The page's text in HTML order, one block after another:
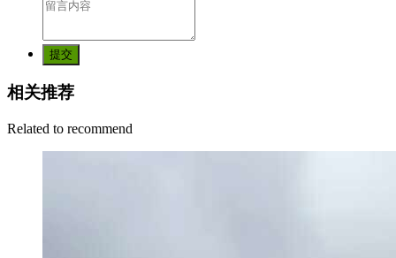
提交
相关推荐
Related to recommend